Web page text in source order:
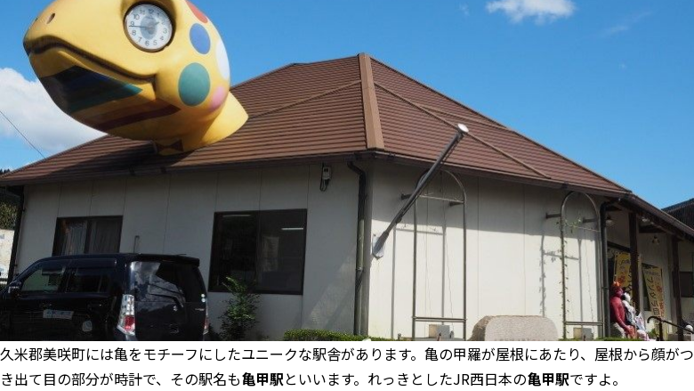
久米郡美咲町には亀をモチーフにしたユニークな駅舎があります。亀の甲羅が屋根にあたり、屋根から顔がつ
き出て目の部分が時計で、その駅名も亀甲駅といいます。れっきとしたJR西日本の亀甲駅ですよ。